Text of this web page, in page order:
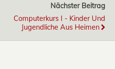
Nächster Beitrag
Computerkurs I - Kinder Und
Jugendliche Aus Heimen